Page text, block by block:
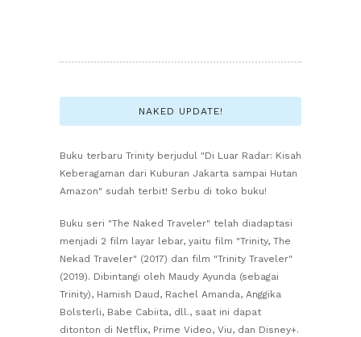
NAKED UPDATE!
Buku terbaru Trinity berjudul "Di Luar Radar: Kisah
Keberagaman dari Kuburan Jakarta sampai Hutan
Amazon" sudah terbit! Serbu di toko buku!
Buku seri "The Naked Traveler" telah diadaptasi
menjadi 2 film layar lebar, yaitu film "Trinity, The
Nekad Traveler" (2017) dan film "Trinity Traveler"
(2019). Dibintangi oleh Maudy Ayunda (sebagai
Trinity), Hamish Daud, Rachel Amanda, Anggika
Bolsterli, Babe Cabiita, dll., saat ini dapat
ditonton di Netflix, Prime Video, Viu, dan Disney+.